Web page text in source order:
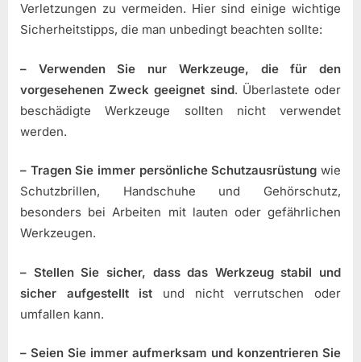
Verletzungen zu vermeiden. Hier sind einige wichtige
Sicherheitstipps, die man unbedingt beachten sollte:
– Verwenden Sie nur Werkzeuge, die für den
vorgesehenen Zweck geeignet sind. Überlastete oder
beschädigte Werkzeuge sollten nicht verwendet
werden.
– Tragen Sie immer persönliche Schutzausrüstung wie
Schutzbrillen, Handschuhe und Gehörschutz,
besonders bei Arbeiten mit lauten oder gefährlichen
Werkzeugen.
– Stellen Sie sicher, dass das Werkzeug stabil und
sicher aufgestellt ist und nicht verrutschen oder
umfallen kann.
– Seien Sie immer aufmerksam und konzentrieren Sie